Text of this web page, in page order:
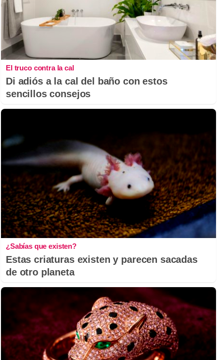
El truco contra la cal
Di adiós a la cal del baño con estos
sencillos consejos
¿Sabías que existen?
Estas criaturas existen y parecen sacadas
de otro planeta